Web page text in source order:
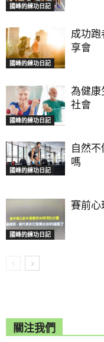
國峰的練功日記
國峰的練功日記
成功跑
享會
國峰的練功日記
為健康
社會
國峰的練功日記
自然
嗎
國峰的練功日記
賽前心
關注我們